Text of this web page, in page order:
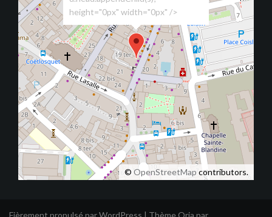
height="0px" width="0px" />
© OpenStreetMapcontributors.
Fièrement propulsé par WordPress | Thème Oria par